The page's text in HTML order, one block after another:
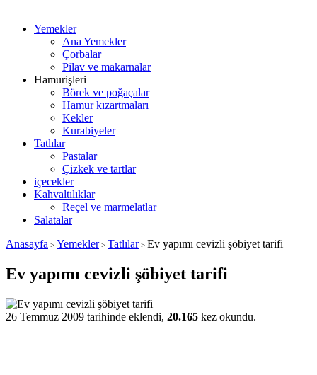
Yemekler
Ana Yemekler
Çorbalar
Pilav ve makarnalar
Hamurişleri
Börek ve poğaçalar
Hamur kızartmaları
Kekler
Kurabiyeler
Tatlılar
Pastalar
Çizkek ve tartlar
içecekler
Kahvaltılıklar
Reçel ve marmelatlar
Salatalar
Anasayfa > Yemekler> Tatlılar> Ev yapımı cevizli şöbiyet tarifi
Ev yapımı cevizli şöbiyet tarifi
26 Temmuz 2009 tarihinde eklendi, 20.165 kez okundu.